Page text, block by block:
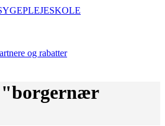
og rabatter
"borgernær